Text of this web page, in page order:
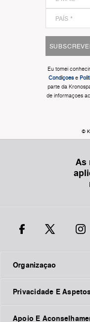
Eu tomei
Condiçoese
parte da
de informaçoes
©
As
Organizaçao
Privacidade E
Apoio E